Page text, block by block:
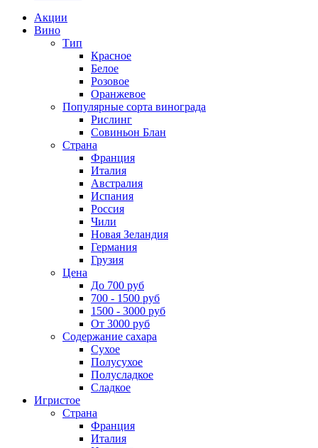
Акции
Вино
Тип
Красное
Белое
Розовое
Оранжевое
Популярные сорта винограда
Рислинг
Совиньон Блан
Страна
Франция
Италия
Австралия
Испания
Россия
Чили
Новая Зеландия
Германия
Грузия
Цена
До 700 руб
700 - 1500 руб
1500 - 3000 руб
От 3000 руб
Содержание сахара
Сухое
Полусухое
Полусладкое
Сладкое
Игристое
Страна
Франция
Италия